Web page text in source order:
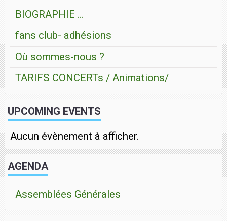
BIOGRAPHIE ...
fans club- adhésions
Où sommes-nous ?
TARIFS CONCERTs / Animations/
UPCOMING EVENTS
Aucun évènement à afficher.
AGENDA
Assemblées Générales